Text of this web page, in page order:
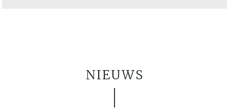
NIEUWS